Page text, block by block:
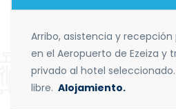
Arribo, asistencia y
en el Aeropuerto de Ezeiza y
privado al hotel
libre. Alojamiento.